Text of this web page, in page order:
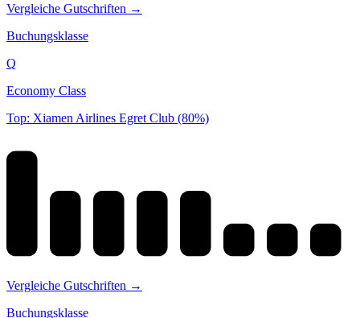
Vergleiche Gutschriften →
Buchungsklasse
Q
Economy Class
Top: Xiamen Airlines Egret Club (80%)
Vergleiche Gutschriften →
Buchungsklasse